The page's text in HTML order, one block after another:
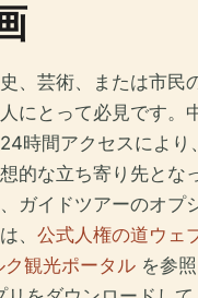
、芸術、または市民
にとって必見です。
時間アクセスにより
的な立ち寄り先とな
ガイドツアーのオプ
、 公式人権の道ウェ
ク観光ポータル を参